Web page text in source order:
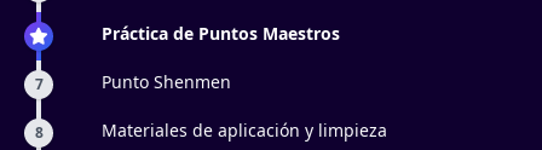
Práctica de Puntos Maestros
7 Punto Shenmen
8 Materiales de aplicación y limpieza